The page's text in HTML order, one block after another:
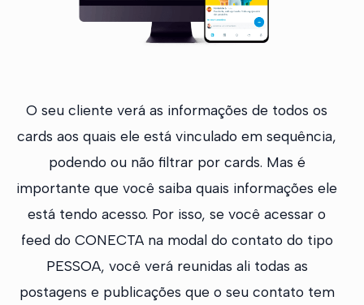
O seu cliente verá as informações de todos os
cards aos quais ele está vinculado em sequência,
podendo ou não filtrar por cards. Mas é
importante que você saiba quais informações ele
está tendo acesso. Por isso, se você acessar o
feed do CONECTA na modal do contato do tipo
PESSOA, você verá reunidas ali todas as
postagens e publicações que o seu contato tem